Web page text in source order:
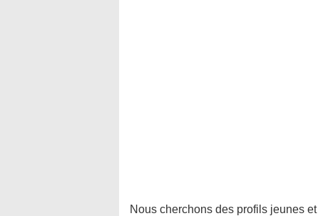
Nous cherchons des profils jeunes